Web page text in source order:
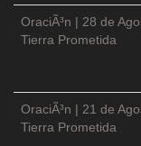
OraciÃ³n | 28 de
Tierra Prometida
OraciÃ³n | 21 de
Tierra Prometida